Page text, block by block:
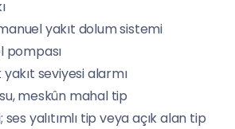
yakıt dolum sistemi
pompası
seviyesi alarmı
meskûn mahal tip
yalıtımlı tip veya açık alan tip